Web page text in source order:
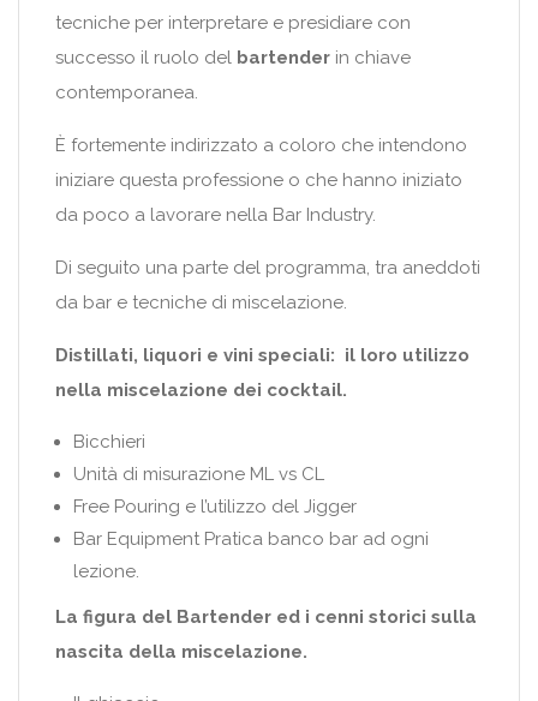
tecniche per interpretare e presidiare con
successo il ruolo del bartender in chiave
contemporanea.
È fortemente indirizzato a coloro che intendono
iniziare questa professione o che hanno iniziato
da poco a lavorare nella Bar Industry.
Di seguito una parte del programma, tra aneddoti
da bar e tecniche di miscelazione.
Distillati, liquori e vini speciali: il loro utilizzo
nella miscelazione dei cocktail.
Bicchieri
Unità di misurazione ML vs CL
Free Pouring e l’utilizzo del Jigger
Bar Equipment Pratica banco bar ad ogni
lezione.
La figura del Bartender ed i cenni storici sulla
nascita della miscelazione.